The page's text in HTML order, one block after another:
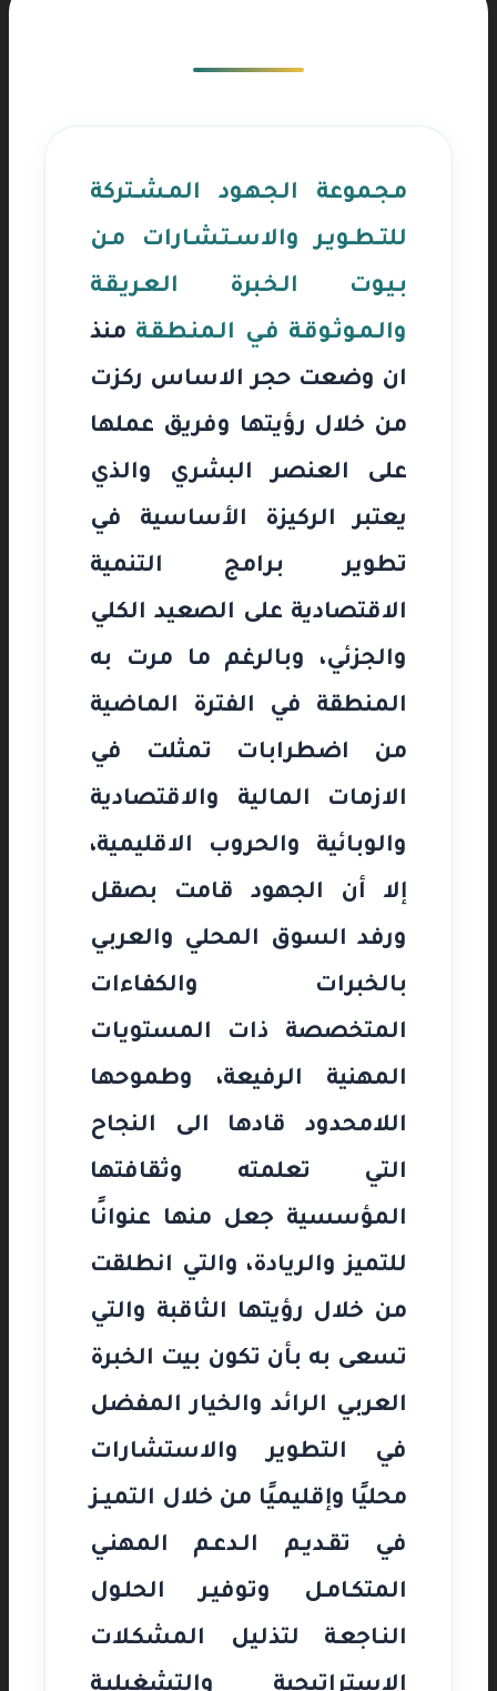
مـجـموعة الـجـهـود المـشــتركة
للتــطــويـر والاســتـشـارات مـن
بـيـوت الـخـبرة الـعـريـقـة
والـمـوثـوقـة فـي الـمنـطـقـة منذ
ان وضعت حجر الاساس ركزت
من خلال رؤيتها وفريق عملها
على العنصر البشري والذي
يعتبر الركيزة الأساسية في
تطوير برامج التنمية
الاقتصادية على الصعيد الكلي
والجزئي، وبالرغم ما مرت به
المنطقة في الفترة الماضية
من اضطرابات تمثلت في
الازمات المالية والاقتصادية
والوبائية والحروب الاقليمية،
إلا أن الجهود قامت بصقل
ورفد السوق المحلي والعربي
بالخبرات والكفاءات
المتخصصة ذات المستويات
المهنية الرفيعة، وطموحها
اللامحدود قادها الى النجاح
التي تعلمته وثقافتها
المؤسسية جعل منها عنوانًا
للتميز والريادة، والتي انطلقت
من خلال رؤيتها الثاقبة والتي
تسعى به بأن تكون بيت الخبرة
العربي الرائد والخيار المفضل
في التطوير والاستشارات
محليًا وإقليميًا من خلال التميــز
في تقـديـم الـدعـم المهنـي
المتكـامـل وتوفيـر الحلـول
النـاجعـة لتذليل المشكـلات